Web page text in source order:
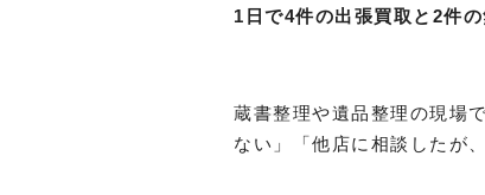
1日で4件の出張買取と2件
蔵書整理や遺品整理の現場
ない」「他店に相談したが